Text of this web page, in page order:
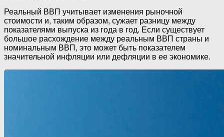
Реальный ВВП учитывает изменения рыночной
стоимости и, таким образом, сужает разницу между
показателями выпуска из года в год. Если существует
большое расхождение между реальным ВВП страны и
номинальным ВВП, это может быть показателем
значительной инфляции или дефляции в ее экономике.